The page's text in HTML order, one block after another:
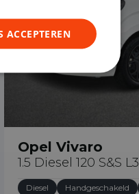
Opel Vivaro
1.5 Diesel 120 S&S L3
Diesel Handgeschakeld
ACCEPTEREN